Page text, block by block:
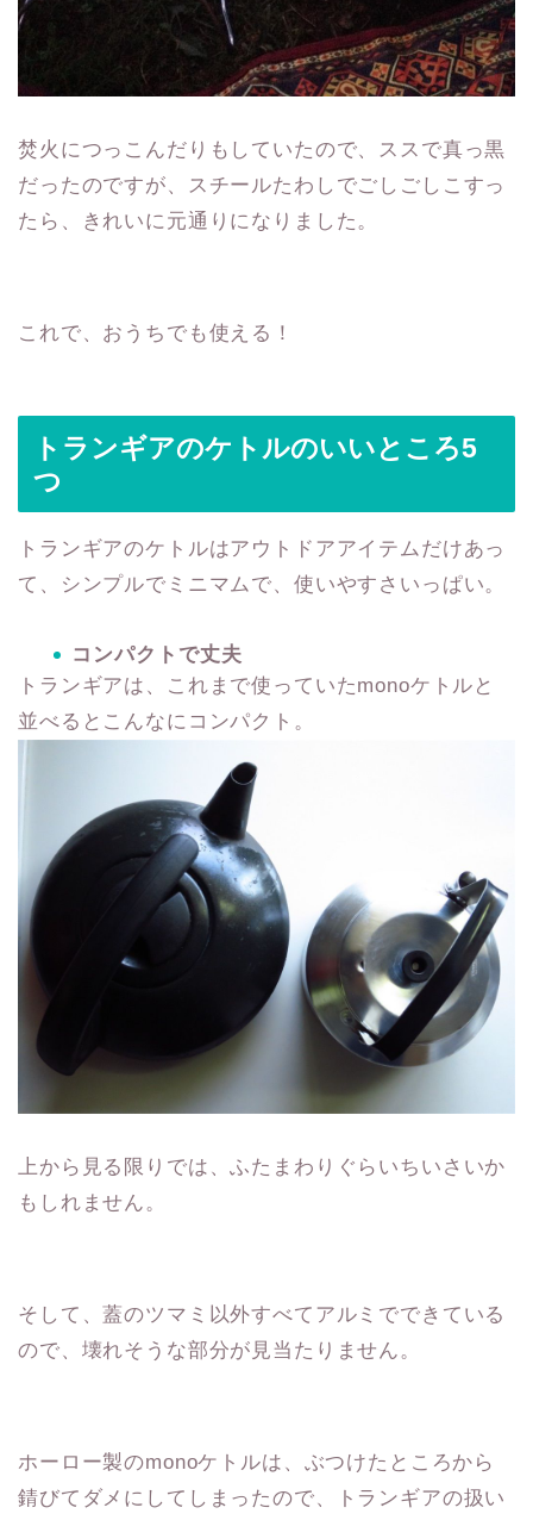
焚火につっこんだりもしていたので、ススで真っ黒
だったのですが、スチールたわしでごしごしこすっ
たら、きれいに元通りになりました。
これで、おうちでも使える！
トランギアのケトルのいいところ5
つ
トランギアのケトルはアウトドアアイテムだけあっ
て、シンプルでミニマムで、使いやすさいっぱい。
コンパクトで丈夫
トランギアは、これまで使っていたmonoケトルと
並べるとこんなにコンパクト。
上から見る限りでは、ふたまわりぐらいちいさいか
もしれません。
そして、蓋のツマミ以外すべてアルミでできている
ので、壊れそうな部分が見当たりません。
ホーロー製のmonoケトルは、ぶつけたところから
錆びてダメにしてしまったので、トランギアの扱い